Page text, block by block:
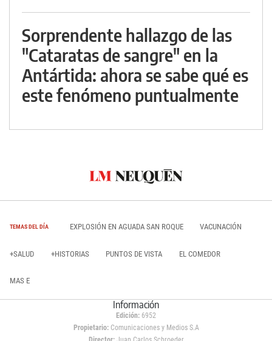
Sorprendente hallazgo de las
"Cataratas de sangre" en la
Antártida: ahora se sabe qué es
este fenómeno puntualmente
TEMAS DEL DÍA EXPLOSIÓN EN AGUADA SAN ROQUE VACUNACIÓN
+SALUD +HISTORIAS PUNTOS DE VISTA EL COMEDOR
MAS E
Información
Edición: 6952
Propietario:Comunicaciones y Medios S.A